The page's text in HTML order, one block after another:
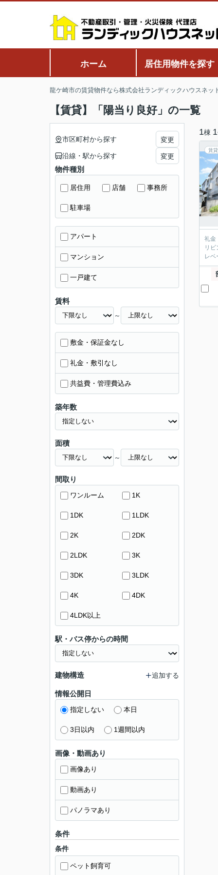
ホーム 居住用物件を探す
龍ケ崎市の賃貸物件なら株式会社ランディックハウスネッ
【賃貸】「陽当り良好」の一覧
1棟 1
賃
礼金・
リ
レ
市区町村から探す 変更
沿線・駅から探す 変更
物件種別
居住用 店舗 事務所
駐車場
アパート
マンション
一戸建て
賃料
～
敷金・保証金なし
礼金・敷引なし
共益費・管理費込み
築年数
面積
～
間取り
ワンルーム 1K
1DK 1LDK
2K 2DK
2LDK 3K
3DK 3LDK
4K 4DK
4LDK以上
駅・バス停からの時間
建物構造 追加する
情報公開日
指定しない 本日
3日以内 1週間以内
画像・動画あり
画像あり
動画あり
パノラマあり
条件
条件
ペット飼育可